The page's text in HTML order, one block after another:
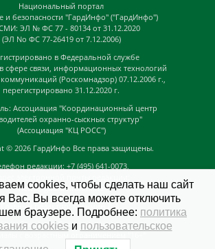
Национальный портал
и безопасности "ГардИнфо" ("ГардИнфо")
ЭЛ № ФС 77 - 80134 от 31.12.2020
(ЭЛ No ФС 77-26419 от 7.12.2006)
в Федеральной службе
сфере связи, информационных технологий
(Роскомнадзор) 07.12.2006 г.,
перегистрировано 31.12.2020 г.
Ассоциация "Координационный центр
охранно-сыскных структур"
(Ассоциация "КЦ РОСС")
© 2026 ГардИнфо Все права защищены.
редакции: +7 (495) 641-0073,
news@guardinfo.online
Главный редактор: Кузьмин Д.А.
На сайте могут быть размещены
cookies, чтобы сделать наш сайт
Вас. Вы всегда можете отключить
браузере. Подробнее: политика
cookiesи пользовательское